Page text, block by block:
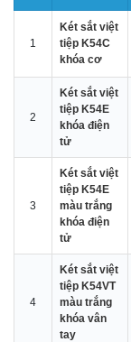
1
Két sắt việt
tiệp K54C
khóa cơ
2
Két sắt việt
tiệp K54E
khóa điện
tử
3
Két sắt việt
tiệp K54E
màu trắng
khóa điện
tử
4
Két sắt việt
tiệp K54VT
màu trắng
khóa vân
tay